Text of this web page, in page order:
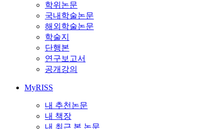
학위논문
국내학술논문
해외학술논문
학술지
단행본
연구보고서
공개강의
MyRISS
내 추천논문
내 책장
내 최근 본 논문